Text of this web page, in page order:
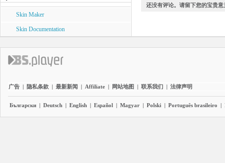
Skin Maker
Skin Documentation
还没有评论。请留下您的宝贵意
广告 | 隐私条款 | 最新新闻 | Affiliate | 网站地图 | 联系我们 | 法律声明
Български | Deutsch | English | Español | Magyar | Polski | Português brasileiro |